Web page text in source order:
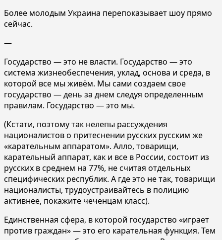
Более молодым Украина перепоказывает шоу прямо
сейчас.
—
Государство — это не власти. Государство — это
система жизнеобеспечения, уклад, основа и среда, в
которой все мы живём. Мы сами создаем свое
государство — день за днем следуя определенным
правилам. Государство — это мы.
(Кстати, поэтому так нелепы рассуждения
националистов о притеснении русских русским же
«карательным аппаратом». Алло, товарищи,
карательный аппарат, как и все в России, состоит из
русских в среднем на 77%, не считая отдельных
специфических республик. А где это не так, товарищи
националисты, трудоустраивайтесь в полицию
активнее, покажите чеченцам класс).
Единственная сфера, в которой государство «играет
против граждан» — это его карательная функция. Тем